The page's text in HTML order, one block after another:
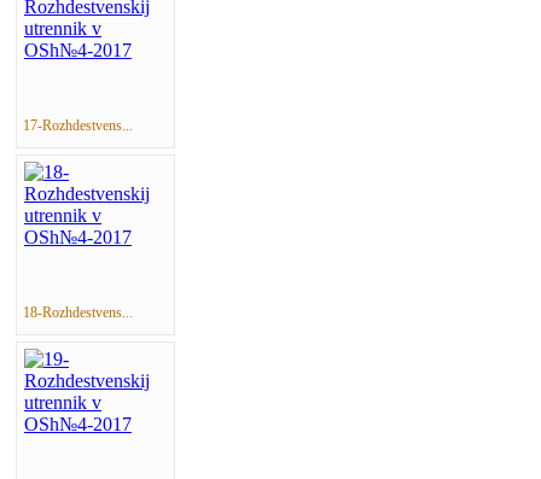
17-Rozhdestvens...
18-Rozhdestvens...